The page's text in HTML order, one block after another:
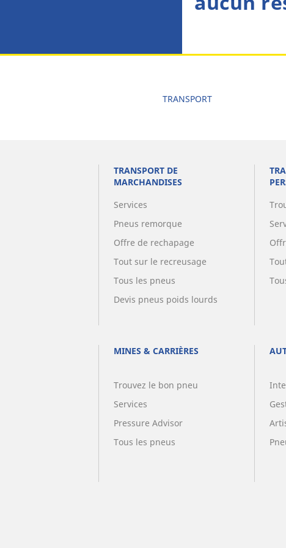
TRANSPORT
TRANSPORT DE
MARCHANDISES
Services
Pneus remorque
Offre de rechapage
Tout sur le recreusage
Tous les pneus
Devis pneus poids lourds
MINES & CARRIÈRES
Trouvez le bon pneu
Services
Pressure Advisor
Tous les pneus